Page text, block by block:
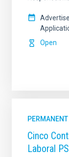
Open
Cinco
Laboral